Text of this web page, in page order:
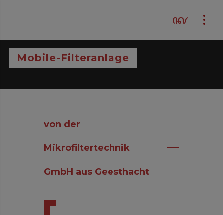
Mobile-Filteranlage
von der
Mikrofiltertechnik
GmbH aus Geesthacht